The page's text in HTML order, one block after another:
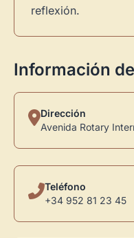
reflexión.
Información
Dirección
Avenida Rotary
Teléfono
+34 952 81 23 45